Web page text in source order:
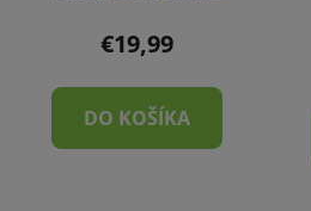
€19,99
DO KOŠÍKA